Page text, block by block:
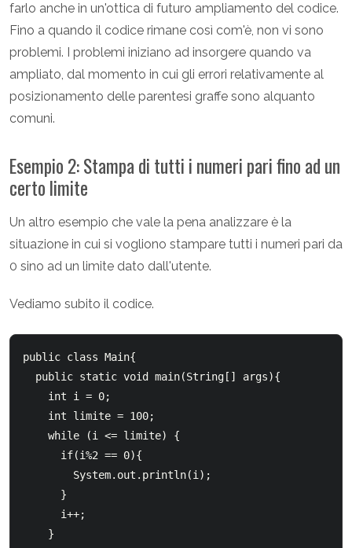
farlo anche in un'ottica di futuro ampliamento del codice.
Fino a quando il codice rimane così com'è, non vi sono
problemi. I problemi iniziano ad insorgere quando va
ampliato, dal momento in cui gli errori relativamente al
posizionamento delle parentesi graffe sono alquanto
comuni.
Esempio 2: Stampa di tutti i numeri pari fino ad un
certo limite
Un altro esempio che vale la pena analizzare è la
situazione in cui si vogliono stampare tutti i numeri pari da
0 sino ad un limite dato dall'utente.
Vediamo subito il codice.
public class Main{
public static void main(String[] args){
int i = 0;
int limite = 100;
while (i <= limite) {
if(i%2 == 0){
System.out.println(i);
}
i++;
}